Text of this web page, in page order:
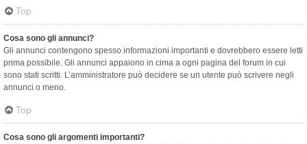
Top
Cosa sono gli annunci?
Gli annunci contengono spesso informazioni importanti e dovrebbero essere letti
prima possibile. Gli annunci appaiono in cima a ogni pagina del forum in cui
sono stati scritti. L’amministratore può decidere se un utente può scrivere negli
annunci o meno.
Top
Cosa sono gli argomenti importanti?